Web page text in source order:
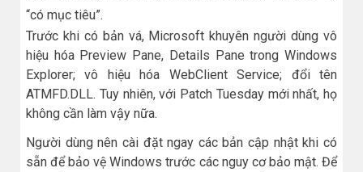
“có mục tiêu”.
Trước khi có bản vá, Microsoft khuyên người dùng vô
hiệu hóa Preview Pane, Details Pane trong Windows
Explorer; vô hiệu hóa WebClient Service; đổi tên
ATMFD.DLL. Tuy nhiên, với Patch Tuesday mới nhất, họ
không cần làm vậy nữa.
Người dùng nên cài đặt ngay các bản cập nhật khi có
sẵn để bảo vệ Windows trước các nguy cơ bảo mật. Để